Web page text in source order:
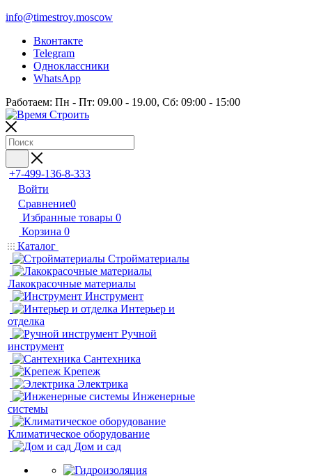
info@timestroy.moscow
Вконтакте
Telegram
Одноклассники
WhatsApp
Работаем: Пн - Пт: 09.00 - 19.00, Сб: 09:00 - 15:00
+7-499-136-8-333
Войти
Сравнение0
Избранные товары 0
Корзина 0
Каталог
Стройматериалы
Лакокрасочные материалы
Инструмент
Интерьер и
отделка
Ручной
инструмент
Сантехника
Крепеж
Электрика
Инженерные
системы
Климатическое оборудование
Дом и сад